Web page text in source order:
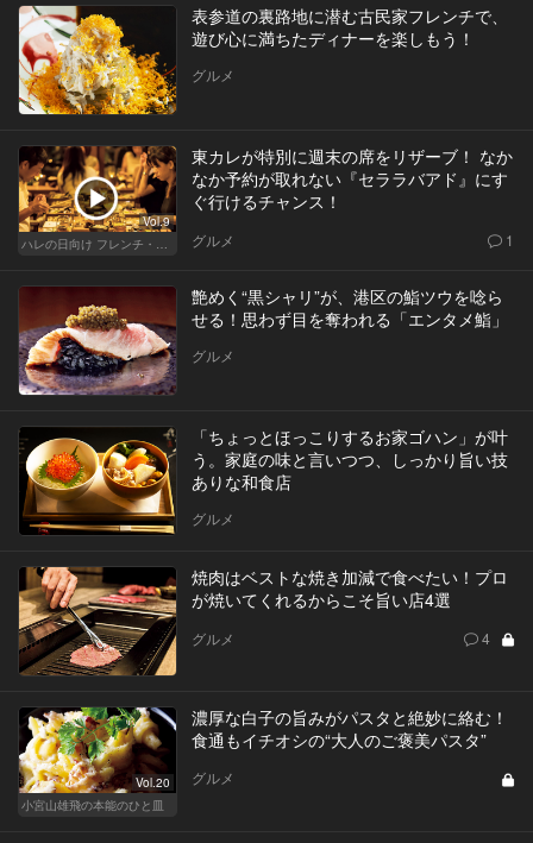
表参道の裏路地に潜む古民家フレンチで、
遊び心に満ちたディナーを楽しもう！
グルメ
Vol.9
東カレが特別に週末の席をリザーブ！ なか
なか予約が取れない『セララバアド』にす
ぐ行けるチャンス！
グルメ 1
艶めく“黒シャリ”が、港区の鮨ツウを唸ら
せる！思わず目を奪われる「エンタメ鮨」
グルメ
「ちょっとほっこりするお家ゴハン」が叶
う。家庭の味と言いつつ、しっかり旨い技
ありな和食店
グルメ
焼肉はベストな焼き加減で食べたい！プロ
が焼いてくれるからこそ旨い店4選
グルメ 4
Vol.20
小宮山雄飛の本能のひと皿
濃厚な白子の旨みがパスタと絶妙に絡む！
食通もイチオシの“大人のご褒美パスタ”
グルメ